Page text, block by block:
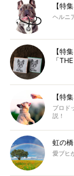
【特
ヘルニ
【特
「
【特
プロド
説！
虹の橋
愛ブヒ